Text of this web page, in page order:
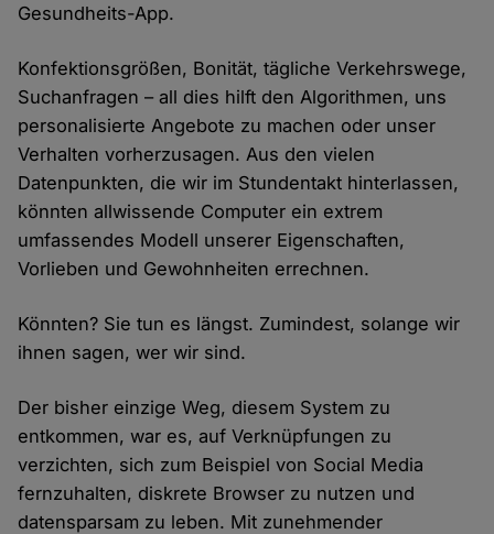
Gesundheits-App.
Konfektionsgrößen, Bonität, tägliche Verkehrswege,
Suchanfragen – all dies hilft den Algorithmen, uns
personalisierte Angebote zu machen oder unser
Verhalten vorherzusagen. Aus den vielen
Datenpunkten, die wir im Stundentakt hinterlassen,
könnten allwissende Computer ein extrem
umfassendes Modell unserer Eigenschaften,
Vorlieben und Gewohnheiten errechnen.
Könnten? Sie tun es längst. Zumindest, solange wir
ihnen sagen, wer wir sind.
Der bisher einzige Weg, diesem System zu
entkommen, war es, auf Verknüpfungen zu
verzichten, sich zum Beispiel von Social Media
fernzuhalten, diskrete Browser zu nutzen und
datensparsam zu leben. Mit zunehmender